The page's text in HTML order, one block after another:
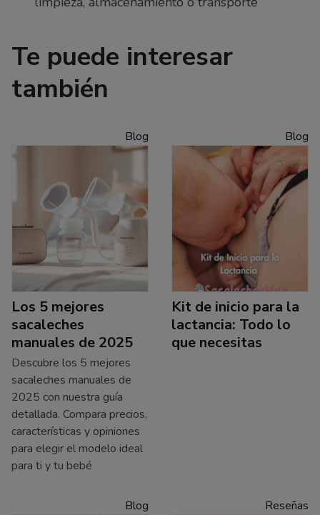
Te puede interesar
también
Blog
Los 5 mejores
sacaleches
manuales de 2025
Descubre los 5 mejores
sacaleches manuales de
2025 con nuestra guía
detallada. Compara precios,
características y opiniones
para elegir el modelo ideal
para ti y tu bebé
Blog
Kit de inicio para la
lactancia: Todo lo
que necesitas
Blog Reseñas